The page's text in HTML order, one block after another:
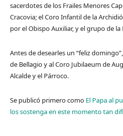
sacerdotes de los Frailes Menores
Cracovia; el Coro Infantil de la
por el Obispo Auxiliar, y el grupo de la
Antes de desearles un “feliz
de Bellagio y al Coro Jubilaeum de
Alcalde y el Párroco.
Se publicó primero como El Papa al
los sostenga en este momento tan